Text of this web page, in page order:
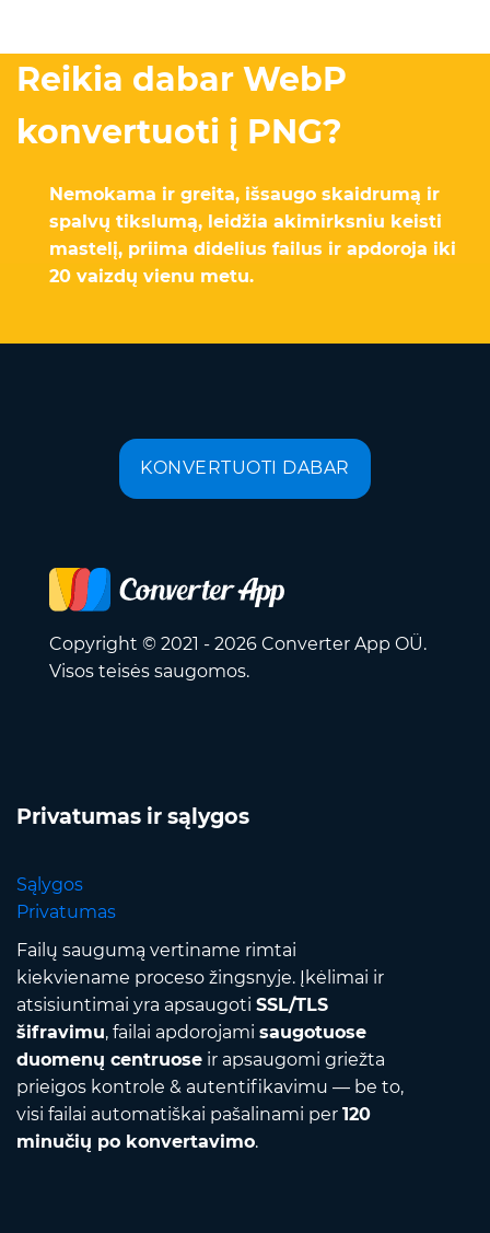
Reikia dabar WebP
konvertuoti į PNG?
Nemokama ir greita, išsaugo skaidrumą ir
spalvų tikslumą, leidžia akimirksniu keisti
mastelį, priima didelius failus ir apdoroja iki
20 vaizdų vienu metu.
KONVERTUOTI DABAR
Copyright © 2021 - 2026 Converter App OÜ.
Visos teisės saugomos.
Privatumas ir sąlygos
Sąlygos
Privatumas
Failų saugumą vertiname rimtai
kiekviename proceso žingsnyje. Įkėlimai ir
atsisiuntimai yra apsaugoti SSL/TLS
šifravimu, failai apdorojami saugotuose
duomenų centruose ir apsaugomi griežta
prieigos kontrole & autentifikavimu — be to,
visi failai automatiškai pašalinami per 120
minučių po konvertavimo.